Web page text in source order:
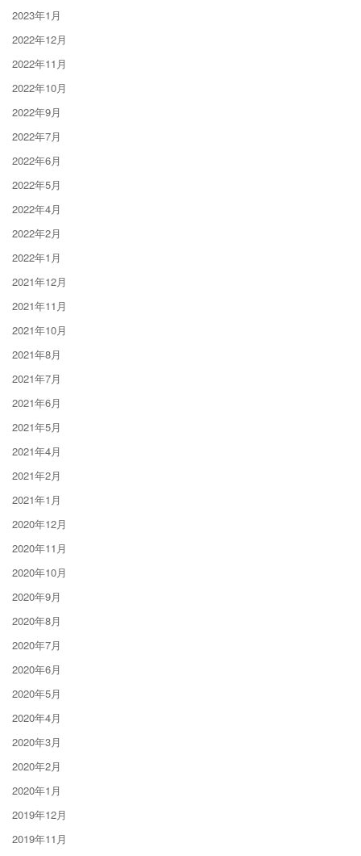
2023年1月
2022年12月
2022年11月
2022年10月
2022年9月
2022年7月
2022年6月
2022年5月
2022年4月
2022年2月
2022年1月
2021年12月
2021年11月
2021年10月
2021年8月
2021年7月
2021年6月
2021年5月
2021年4月
2021年2月
2021年1月
2020年12月
2020年11月
2020年10月
2020年9月
2020年8月
2020年7月
2020年6月
2020年5月
2020年4月
2020年3月
2020年2月
2020年1月
2019年12月
2019年11月